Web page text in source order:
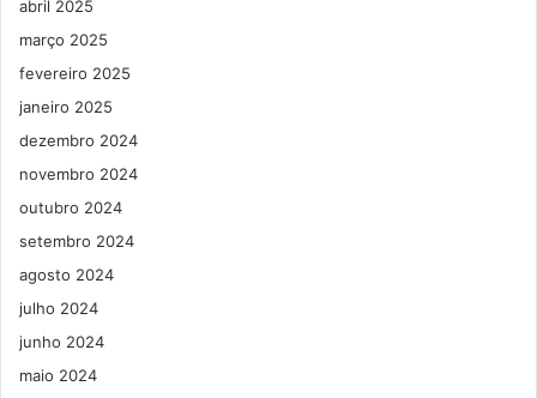
abril 2025
março 2025
fevereiro 2025
janeiro 2025
dezembro 2024
novembro 2024
outubro 2024
setembro 2024
agosto 2024
julho 2024
junho 2024
maio 2024